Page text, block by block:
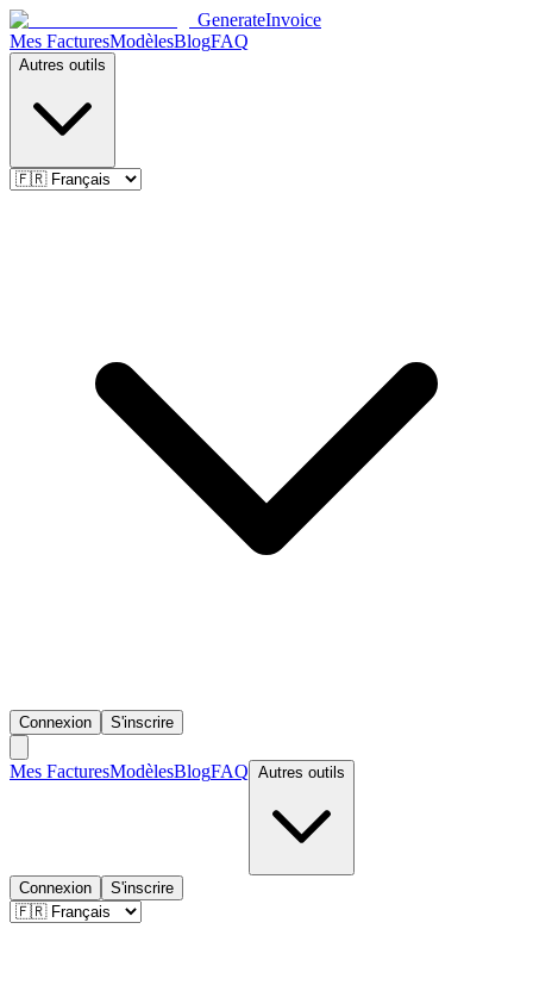
GenerateInvoice
Mes FacturesModèlesBlogFAQ
Autres outils
Connexion S'inscrire
Mes FacturesModèlesBlogFAQ Autres outils
Connexion S'inscrire